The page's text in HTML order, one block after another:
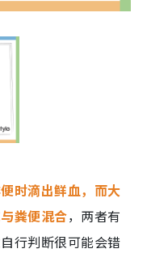
时滴出鲜血，而大
粪便混合，两者有
行判断很可能会错